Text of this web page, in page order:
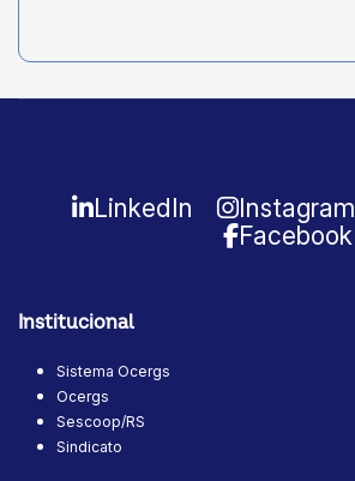
LinkedIn Instagram
Facebook
Institucional
Sistema Ocergs
Ocergs
Sescoop/RS
Sindicato